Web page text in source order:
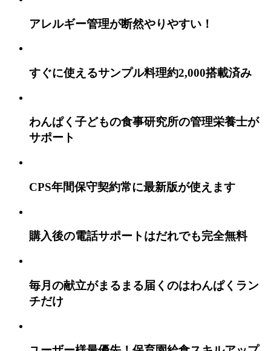
アレルギー管理が断然やりやすい！
すぐに使えるサンプル料理約2,000搭載済み
わんぱく子どもの食事研究所の管理栄養士が
サポート
CPS年間保守契約常に最新版が使えます
購入後の電話サポートはだれでも完全無料
毎月の献立がまるまる届くのはわんぱくラン
チだけ